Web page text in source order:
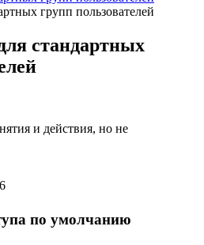
групп пользователей
стандартных
и действия, но не
по умолчанию